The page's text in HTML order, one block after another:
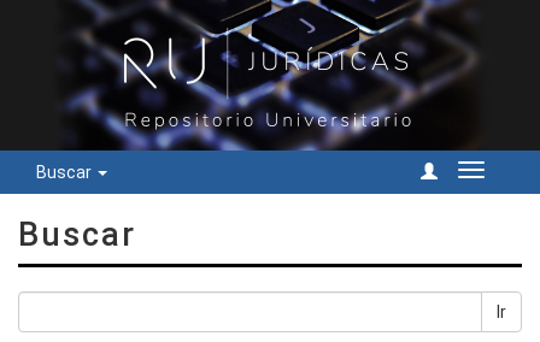
Buscar
Cambiar
Buscar
Ir